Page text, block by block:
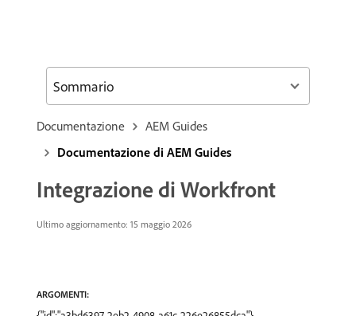
Documentazione
AEM Guides
Documentazione di AEM Guides
Integrazione di Workfront
Ultimo aggiornamento: 15 maggio 2026
ARGOMENTI:
Sommario